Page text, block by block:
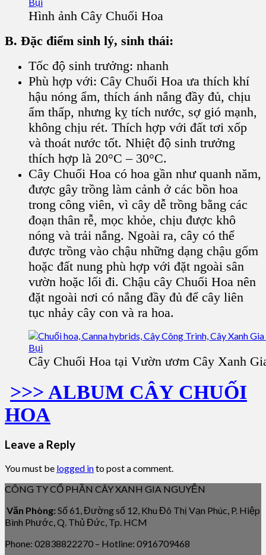
Hình ảnh Cây Chuối Hoa
B. Đặc điểm sinh lý, sinh thái:
Tốc độ sinh trưởng: nhanh
Phù hợp với: Cây Chuối Hoa ưa thích khí
hậu nóng ẩm, thích ánh nắng đầy đủ, chịu
ẩm thấp, nhưng kỵ tích nước, sợ gió mạnh,
không chịu rét. Thích hợp với đất tơi xốp
và thoát nước tốt. Nhiệt độ sinh trưởng
thích hợp là 20°C – 30°C.
Cây Chuối Hoa có hoa gần như quanh năm,
được gây trồng làm cảnh ở các bồn hoa
trong công viên, vì cây dễ trồng bằng các
đoạn thân rễ, mọc khỏe, chịu được khô
nóng và trải nắng. Ngoài ra, cây có thể
được trồng vào chậu những dạng chậu gốm
hoặc đất nung phù hợp với đặt ngoài sân
vườn hoặc lối đi. Chậu cây Chuối Hoa nên
đặt ngoài nơi có nắng đầy đủ để cây liên
tục nhảy cây con và ra hoa.
Cây Chuối Hoa tại Vườn ươm Cây Xanh
>>> ALBUM CÂY CHUỐI
HOA
Leave a Reply
You must be logged into post a comment.
CÔNG TY CỔ PHẦN CÂY XANH GIA NGUYỄN
Văn Phòng: Số 61, Đường số 12, Khu Đô Thị Vạn Phúc, P. Hiệp
Bình Phước, Q. Thủ Đức, Tp. HCM
Phone: 02838822270 – Hotline: 0916709468